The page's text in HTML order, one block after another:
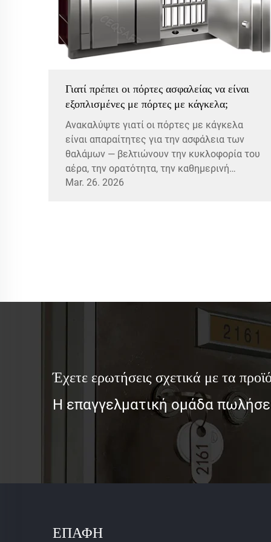
Γιατί πρέπει οι πόρτες ασφαλείας να είναι
εξοπλισμένες με πόρτες με κάγκελα;
Ανακαλύψτε γιατί οι πόρτες με κάγκελα
είναι απαραίτητες για την ασφάλεια των
θαλάμων — βελτιώνουν την κυκλοφορία του
αέρα, την ορατότητα, την καθημερινή
πρόσβαση, την αισθητική και την
Mar. 26. 2026
Έχετε ερωτήσεις σχετικά με τα
Η επαγγελματική ομάδα
ΕΠΑΦΗ